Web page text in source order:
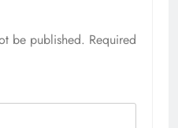
be published. Required